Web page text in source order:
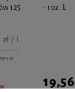
125
zł / l
- roz. L